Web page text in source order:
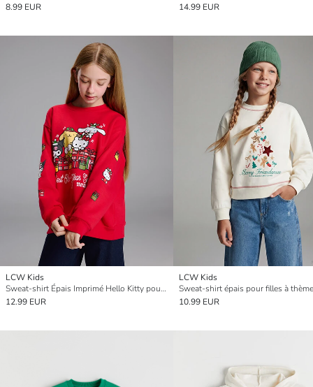
8.99 EUR
14.99 EUR
LCW Kids
Sweat-shirt Épais Imprimé Hello Kitty pour Filles
12.99 EUR
LCW Kids
10.99 EUR